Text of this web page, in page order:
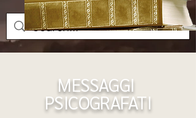
MESSAGGI
PSICOGRAFATI